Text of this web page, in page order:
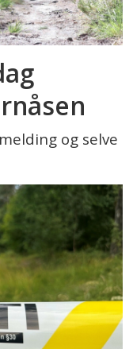
og selve